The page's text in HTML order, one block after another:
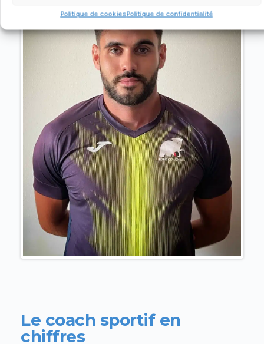
Politique de cookiesPolitique de confidentialité
Le coach sportif en
chiffres